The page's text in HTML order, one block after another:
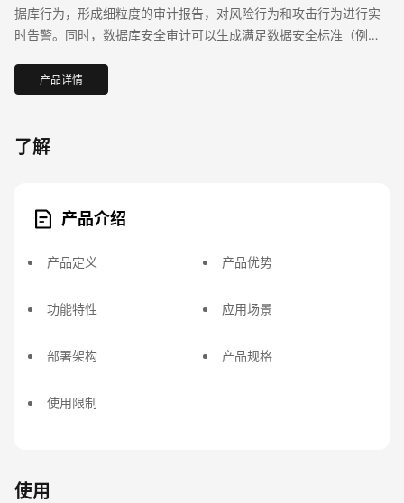
据库行为，形成细粒度的审计报告，对风险行为和攻击行为进行实
时告警。同时，数据库安全审计可以生成满足数据安全标准（例如
进行定位追责，保障数据资产安全。
产品详情
了解
产品介绍
产品定义 产品优势
功能特性 应用场景
部署架构 产品规格
使用限制
使用